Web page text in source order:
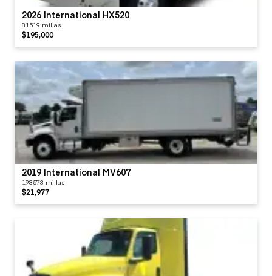
2026 International HX520
81519 millas
$195,000
2019 International MV607
198573 millas
$21,977